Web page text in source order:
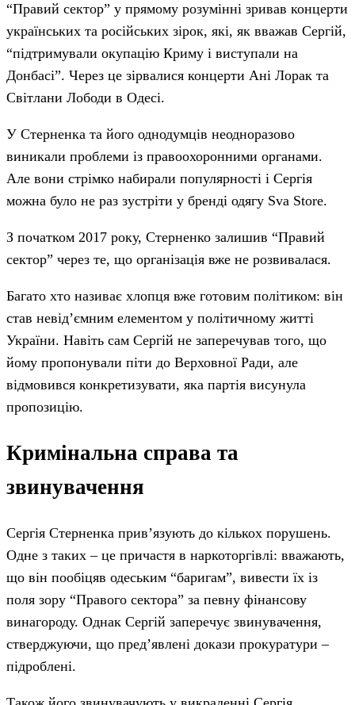
“Правий сектор” у прямому розумінні зривав концерти
українських та російських зірок, які, як вважав Сергій,
“підтримували окупацію Криму і виступали на
Донбасі”. Через це зірвалися концерти Ані Лорак та
Світлани Лободи в Одесі.
У Стерненка та його однодумців неодноразово
виникали проблеми із правоохоронними органами.
Але вони стрімко набирали популярності і Сергія
можна було не раз зустріти у бренді одягу Sva Store.
З початком 2017 року, Стерненко залишив “Правий
сектор” через те, що організація вже не розвивалася.
Багато хто називає хлопця вже готовим політиком: він
став невід’ємним елементом у політичному житті
України. Навіть сам Сергій не заперечував того, що
йому пропонували піти до Верховної Ради, але
відмовився конкретизувати, яка партія висунула
пропозицію.
Кримінальна справа та
звинувачення
Сергія Стерненка прив’язують до кількох порушень.
Одне з таких – це причастя в наркоторгівлі: вважають,
що він пообіцяв одеським “баригам”, вивести їх із
поля зору “Правого сектора” за певну фінансову
винагороду. Однак Сергій заперечує звинувачення,
стверджуючи, що пред’явлені докази прокуратури –
підроблені.